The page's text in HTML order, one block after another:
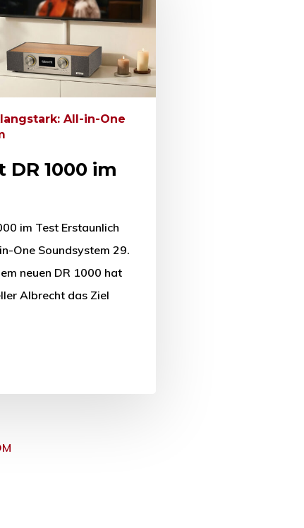
All-in-One
1000 im
im Test Erstaunlich
One Soundsystem 29.
neuen DR 1000 hat
Albrecht das Ziel